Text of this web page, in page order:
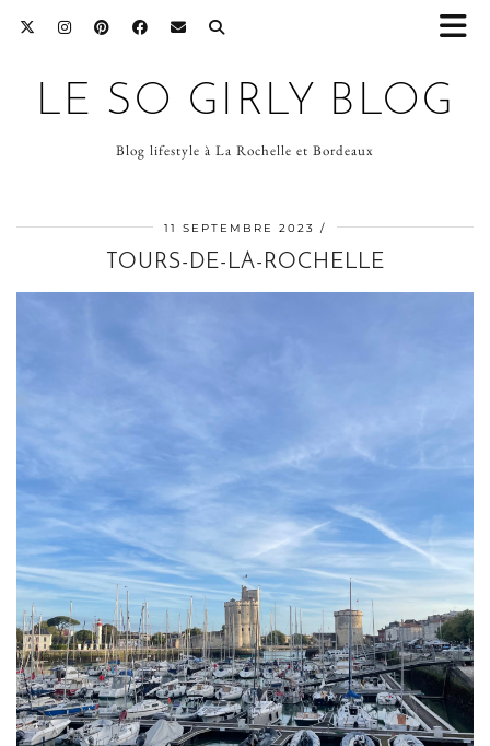
LE SO GIRLY BLOG
Blog lifestyle à La Rochelle et Bordeaux
11 SEPTEMBRE 2023
TOURS-DE-LA-ROCHELLE